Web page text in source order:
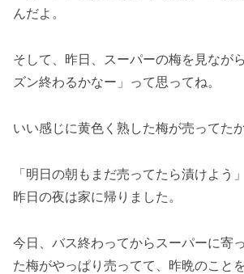
んだよ。
そして、昨日、スーパーの梅を見なが
ズン終わるかなー」って思ってね。
いい感じに黄色く熟した梅が売ってた
「明日の朝もまだ売ってたら漬けよう
昨日の夜は家に帰りました。
今日、バス終わってからスーパーに寄
た梅がやっぱり売ってて、昨晩のこと